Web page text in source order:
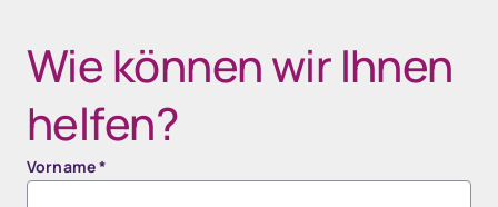
Wie können wir Ihnen
helfen?
Vorname*